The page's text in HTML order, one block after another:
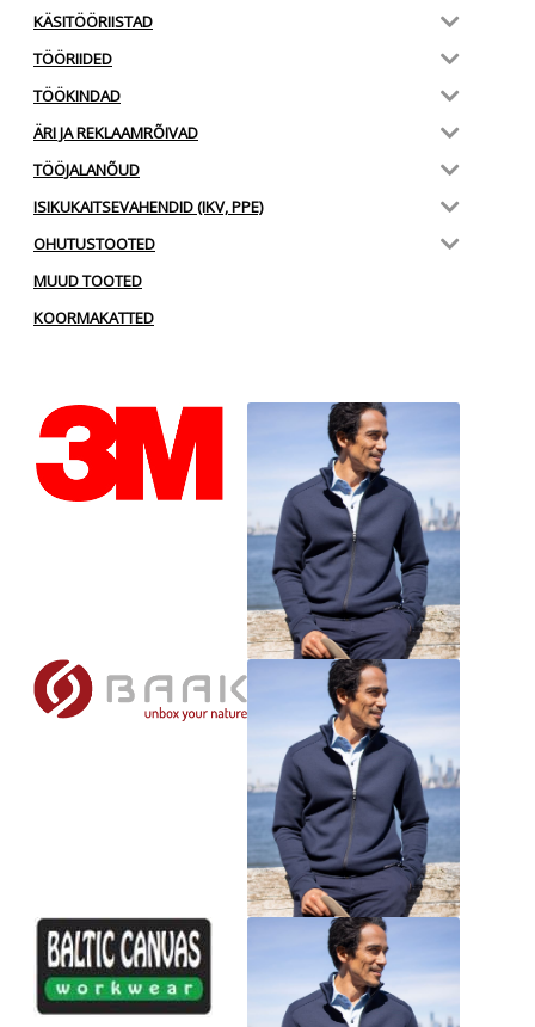
KÄSITÖÖRIISTAD
TÖÖRIIDED
TÖÖKINDAD
ÄRI JA REKLAAMRÕIVAD
TÖÖJALANÕUD
ISIKUKAITSEVAHENDID (IKV, PPE)
OHUTUSTOOTED
MUUD TOOTED
KOORMAKATTED